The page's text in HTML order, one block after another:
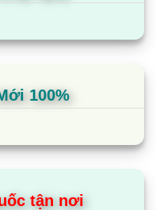
100%
tận nơi